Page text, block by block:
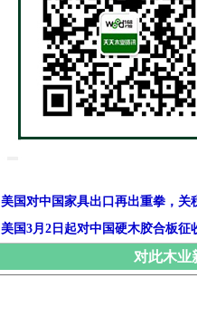
美国对中国家具出口再出重拳，关
美国3月2日起对中国硬木胶合板征
对此木业